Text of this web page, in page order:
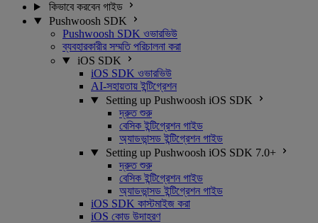
কিভাবে করবেন গাইড
Pushwoosh SDK
Pushwoosh SDK ওভারভিউ
ব্যবহারকারীর সম্মতি পরিচালনা করা
iOS SDK
iOS SDK ওভারভিউ
AI-সহায়তায় ইন্টিগ্রেশন
Setting up Pushwoosh iOS SDK
দ্রুত শুরু
বেসিক ইন্টিগ্রেশন গাইড
অ্যাডভান্সড ইন্টিগ্রেশন গাইড
Setting up Pushwoosh iOS SDK 7.0+
দ্রুত শুরু
বেসিক ইন্টিগ্রেশন গাইড
অ্যাডভান্সড ইন্টিগ্রেশন গাইড
iOS SDK কাস্টমাইজ করা
iOS কোড উদাহরণ